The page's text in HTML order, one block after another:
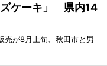
ズケーキ」 県内14
売が8月上旬、秋田市と男